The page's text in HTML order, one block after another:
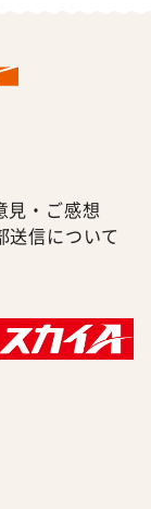
見・ご感想
送信について